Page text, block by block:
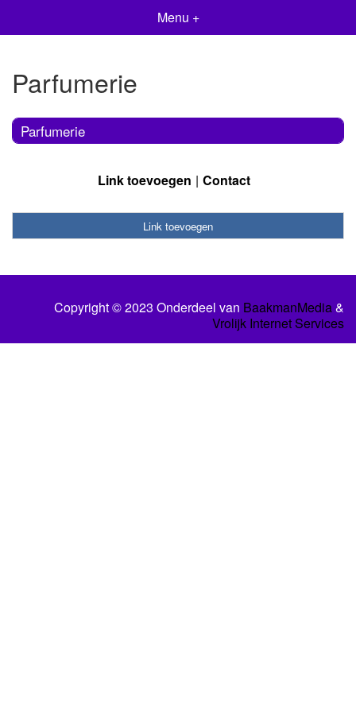
Menu +
Parfumerie
Parfumerie
Link toevoegen Contact
Link toevoegen
Copyright © 2023 Onderdeel van BaakmanMedia&
Vrolijk Internet Services